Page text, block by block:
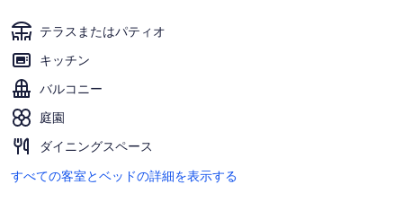
テラスまたはパティオ
キッチン
バルコニー
庭園
ダイニングスペース
すべての客室とベッドの詳細を表示する